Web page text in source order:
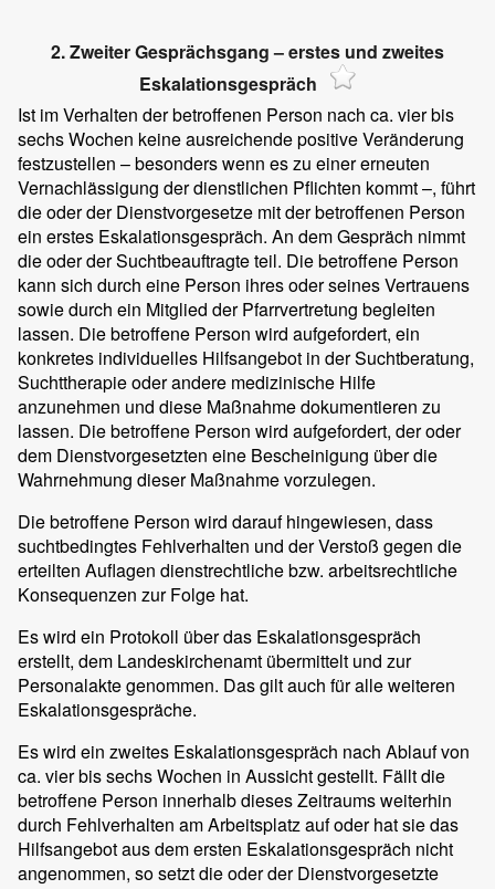
2. Zweiter Gesprächsgang – erstes und zweites
Eskalationsgespräch
Ist im Verhalten der betroffenen Person nach ca. vier bis
sechs Wochen keine ausreichende positive Veränderung
festzustellen – besonders wenn es zu einer erneuten
Vernachlässigung der dienstlichen Pflichten kommt –, führt
die oder der Dienstvorgesetze mit der betroffenen Person
ein erstes Eskalationsgespräch. An dem Gespräch nimmt
die oder der Suchtbeauftragte teil. Die betroffene Person
kann sich durch eine Person ihres oder seines Vertrauens
sowie durch ein Mitglied der Pfarrvertretung begleiten
lassen. Die betroffene Person wird aufgefordert, ein
konkretes individuelles Hilfsangebot in der Suchtberatung,
Suchttherapie oder andere medizinische Hilfe
anzunehmen und diese Maßnahme dokumentieren zu
lassen. Die betroffene Person wird aufgefordert, der oder
dem Dienstvorgesetzten eine Bescheinigung über die
Wahrnehmung dieser Maßnahme vorzulegen.
Die betroffene Person wird darauf hingewiesen, dass
suchtbedingtes Fehlverhalten und der Verstoß gegen die
erteilten Auflagen dienstrechtliche bzw. arbeitsrechtliche
Konsequenzen zur Folge hat.
Es wird ein Protokoll über das Eskalationsgespräch
erstellt, dem Landeskirchenamt übermittelt und zur
Personalakte genommen. Das gilt auch für alle weiteren
Eskalationsgespräche.
Es wird ein zweites Eskalationsgespräch nach Ablauf von
ca. vier bis sechs Wochen in Aussicht gestellt. Fällt die
betroffene Person innerhalb dieses Zeitraums weiterhin
durch Fehlverhalten am Arbeitsplatz auf oder hat sie das
Hilfsangebot aus dem ersten Eskalationsgespräch nicht
angenommen, so setzt die oder der Dienstvorgesetzte